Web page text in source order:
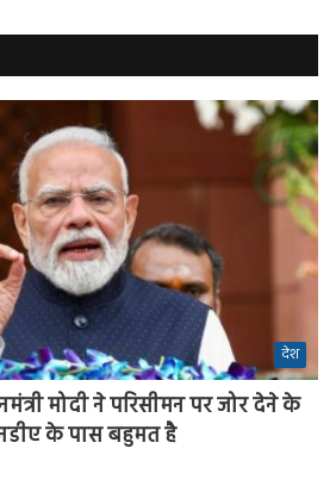
देश
मोदी ने परिसीमन पर जोर देने के
के पास बहुमत है